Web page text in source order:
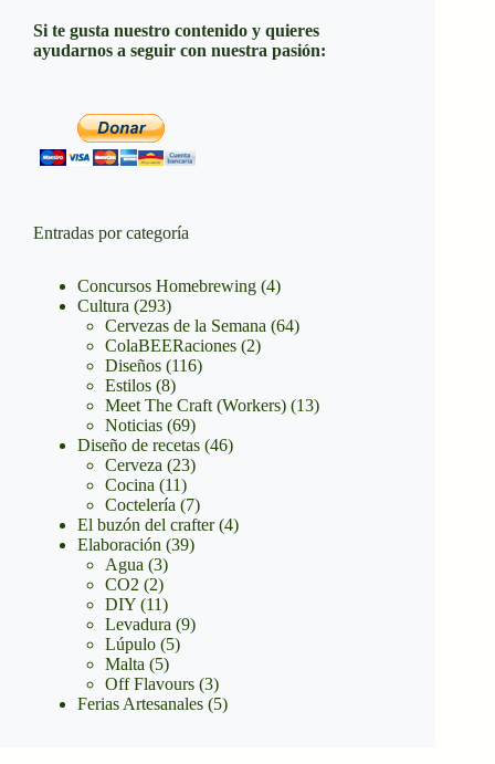
Si te gusta nuestro contenido y quieres
ayudarnos a seguir con nuestra pasión:
Entradas por categoría
Concursos Homebrewing (4)
Cultura (293)
Cervezas de la Semana (64)
ColaBEERaciones (2)
Diseños (116)
Estilos (8)
Meet The Craft (Workers) (13)
Noticias (69)
Diseño de recetas (46)
Cerveza (23)
Cocina (11)
Coctelería (7)
El buzón del crafter(4)
Elaboración (39)
Agua (3)
CO2 (2)
DIY (11)
Levadura (9)
Lúpulo (5)
Malta (5)
Off Flavours (3)
Ferias Artesanales (5)